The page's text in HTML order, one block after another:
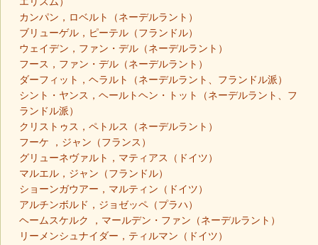
カンパン，ロベルト（ネーデルラント）
ブリューゲル，ピーテル（フランドル）
ウェイデン，ファン・デル（ネーデルラント）
フース，ファン・デル（ネーデルラント）
ダーフィット，ヘラルト（ネーデルラント、フランドル派）
シント・ヤンス，ヘールトヘン・トット（ネーデルラント、フ
ランドル派）
クリストゥス，ペトルス（ネーデルラント）
フーケ ，ジャン（フランス）
グリューネヴァルト，マティアス（ドイツ）
マルエル，ジャン（フランドル）
ショーンガウアー，マルティン（ドイツ）
アルチンボルド，ジョゼッペ（プラハ）
ヘームスケルク ，マールデン・ファン（ネーデルラント）
リーメンシュナイダー，ティルマン（ドイツ）